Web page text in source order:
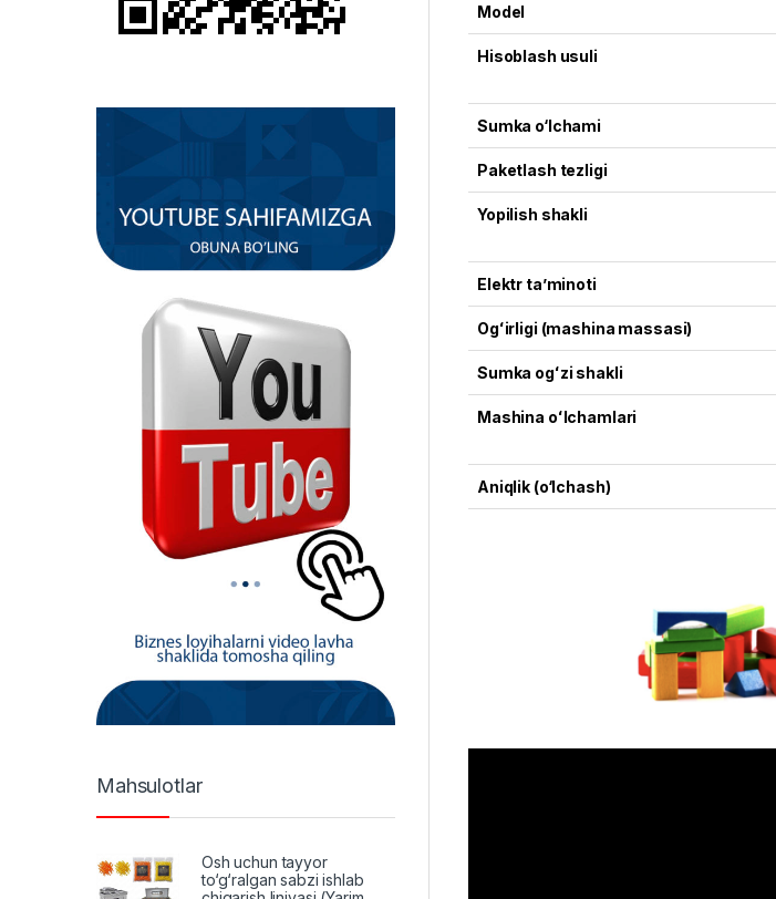
Model
Hisoblash usuli
Sumka o‘lchami
Paketlash tezligi
Yopilish shakli
Elektr ta’minoti
Ogʻirligi (mashina massasi)
Sumka ogʻzi shakli
Mashina oʻlchamlari
Aniqlik (o‘lchash)
Mahsulotlar
Osh uchun tayyor
to‘g‘ralgan sabzi ishlab